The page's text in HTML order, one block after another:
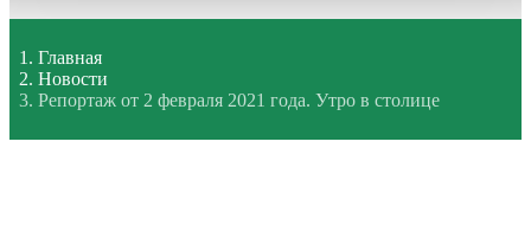
Главная
Новости
Репортаж от 2 февраля 2021 года. Утро в столице